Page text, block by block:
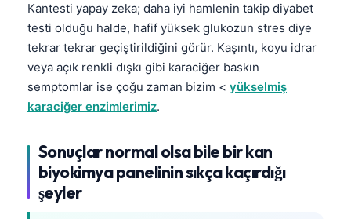
Kantesti yapay zeka; daha iyi hamlenin takip diyabet
testi olduğu halde, hafif yüksek glukozun stres diye
tekrar tekrar geçiştirildiğini görür. Kaşıntı, koyu idrar
veya açık renkli dışkı gibi karaciğer baskın
semptomlar ise çoğu zaman bizim < yükselmiş
karaciğer enzimlerimiz.
Sonuçlar normal olsa bile bir kan
biyokimya panelinin sıkça kaçırdığı
şeyler